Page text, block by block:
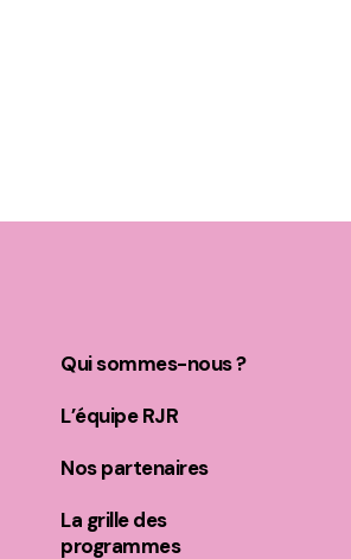
Qui sommes-nous ?
L’équipe RJR
Nos partenaires
La grille des
programmes